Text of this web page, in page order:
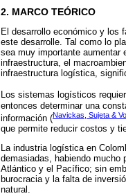
2. MARCO TEÓRICO
El desarrollo económico y los
este desarrolle. Tal como lo
sea muy importante aumentar
infraestructura, el
infraestructura logística,
Los sistemas logísticos
entonces determinar una
información (Navickas, Sujeta &
que permite reducir costos y
La industria logística en
demasiadas, habiendo mucho
Atlántico y el Pacífico; sin
burocracia y la falta de
natural.